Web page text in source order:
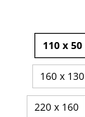
110 x 50
160 x 130
220 x 160